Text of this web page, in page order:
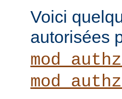
Voici
autorisées